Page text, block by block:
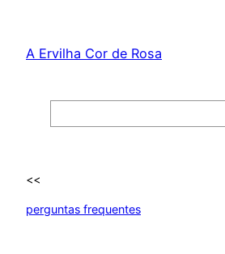
content
A Ervilha Cor de Rosa
<<
perguntas frequentes